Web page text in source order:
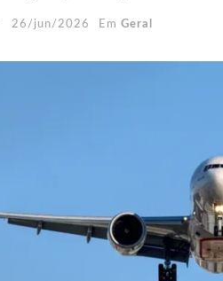
26/jun/2026 Em Geral